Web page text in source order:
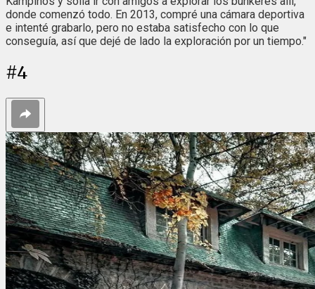
donde comenzó todo. En 2013, compré una cámara deportiva
e intenté grabarlo, pero no estaba satisfecho con lo que
conseguía, así que dejé de lado la exploración por un tiempo."
#4